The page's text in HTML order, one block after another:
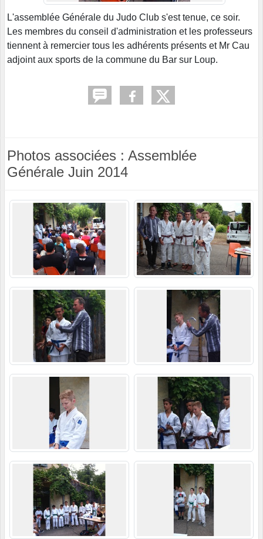
L'assemblée Générale du Judo Club s'est tenue, ce soir.
Les membres du conseil d'administration et les professeurs
tiennent à remercier tous les adhérents présents et Mr Cau
adjoint aux sports de la commune du Bar sur Loup.
Photos associées : Assemblée
Générale Juin 2014